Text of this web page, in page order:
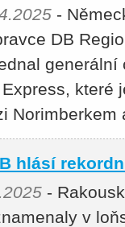
-
DB
generální
které
hlásí
-
v